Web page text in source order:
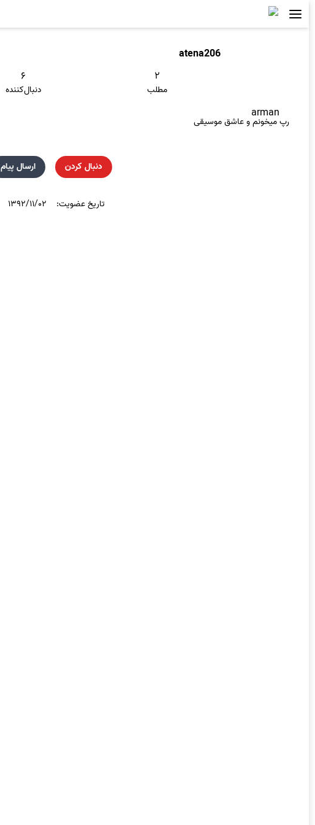
atena206
۲
مطلب
۶
دنبال‌کننده
arman
رپ میخونم و عاشق موسیقی
دنبال کردن ارسال پیام
تاریخ عضویت: ۱۳۹۲/۱۱/۰۲